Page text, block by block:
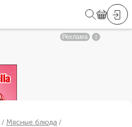
Мясные блюда